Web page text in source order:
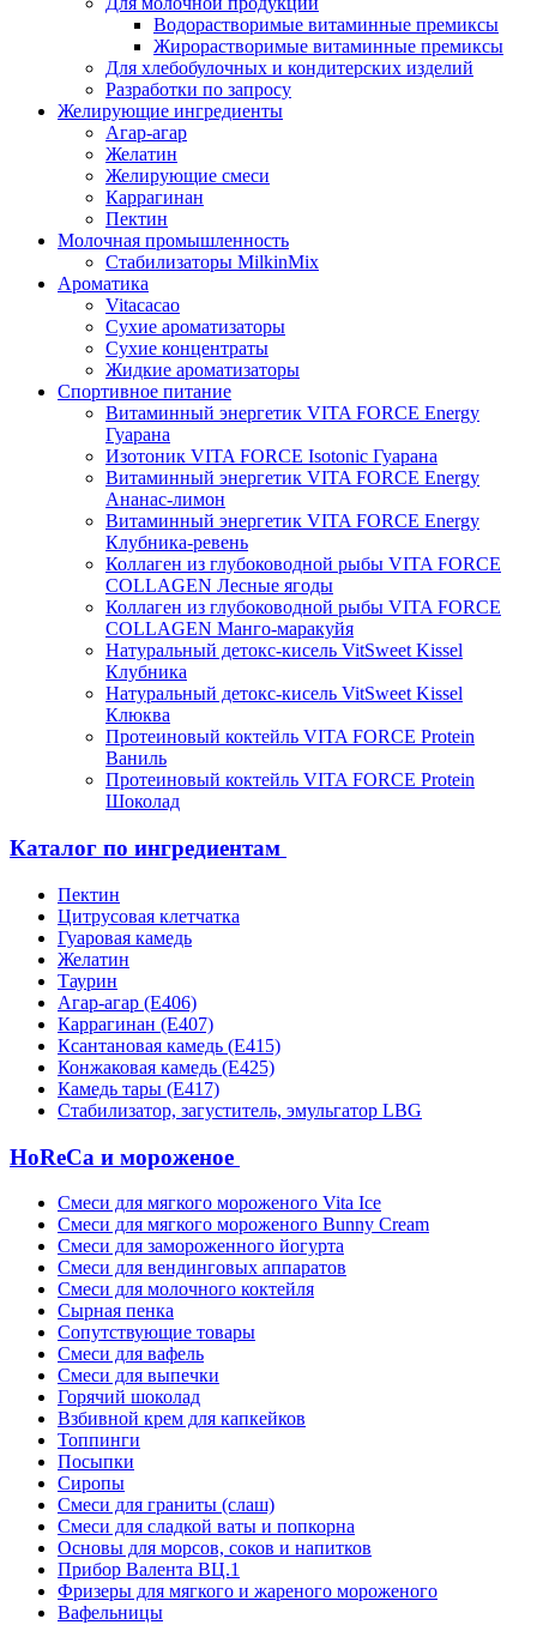
Водорастворимые витаминные премиксы
Жирорастворимые витаминные премиксы
Для хлебобулочных и кондитерских изделий
Разработки по запросу
Желирующие ингредиенты
Агар-агар
Желатин
Желирующие смеси
Каррагинан
Пектин
Молочная промышленность
Стабилизаторы MilkinMix
Ароматика
Vitacacao
Сухие ароматизаторы
Сухие концентраты
Жидкие ароматизаторы
Спортивное питание
Витаминный энергетик VITA FORCE Energy
Гуарана
Изотоник VITA FORCE Isotonic Гуарана
Витаминный энергетик VITA FORCE Energy
Ананас-лимон
Витаминный энергетик VITA FORCE Energy
Клубника-ревень
Коллаген из глубоководной рыбы VITA FORCE
COLLAGEN Лесные ягоды
Коллаген из глубоководной рыбы VITA FORCE
COLLAGEN Манго-маракуйя
Натуральный детокс-кисель VitSweet Kissel
Клубника
Натуральный детокс-кисель VitSweet Kissel
Клюква
Протеиновый коктейль VITA FORCE Protein
Ваниль
Протеиновый коктейль VITA FORCE Protein
Шоколад
Каталог по ингредиентам
Пектин
Цитрусовая клетчатка
Гуаровая камедь
Желатин
Таурин
Агар-агар (Е406)
Каррагинан (Е407)
Ксантановая камедь (Е415)
Конжаковая камедь (Е425)
Камедь тары (Е417)
Стабилизатор, загуститель, эмульгатор LBG
HoReCa и мороженое
Смеси для мягкого мороженого Vita Ice
Смеси для мягкого мороженого Bunny Cream
Смеси для замороженного йогурта
Смеси для вендинговых аппаратов
Смеси для молочного коктейля
Сырная пенка
Сопутствующие товары
Смеси для вафель
Смеси для выпечки
Горячий шоколад
Взбивной крем для капкейков
Топпинги
Посыпки
Сиропы
Смеси для граниты (слаш)
Смеси для сладкой ваты и попкорна
Основы для морсов, соков и напитков
Прибор Валента ВЦ.1
Фризеры для мягкого и жареного мороженого
Вафельницы